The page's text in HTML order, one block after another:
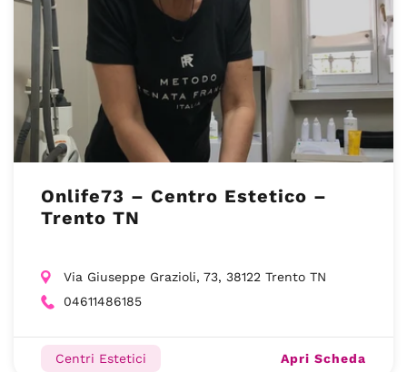
Onlife73 – Centro Estetico –
Trento TN
Via Giuseppe Grazioli, 73, 38122 Trento TN
04611486185
Centri Estetici Apri Scheda